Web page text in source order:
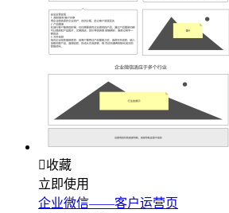
收藏
立即使用
企业微信——客户运营页